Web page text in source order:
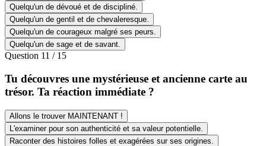
Quelqu'un de dévoué et de discipliné.
Quelqu'un de gentil et de chevaleresque.
Quelqu'un de courageux malgré ses peurs.
Quelqu'un de sage et de savant.
Question 11 / 15
Tu découvres une mystérieuse et ancienne carte au
trésor. Ta réaction immédiate ?
Allons le trouver MAINTENANT !
L'examiner pour son authenticité et sa valeur potentielle.
Raconter des histoires folles et exagérées sur ses origines.